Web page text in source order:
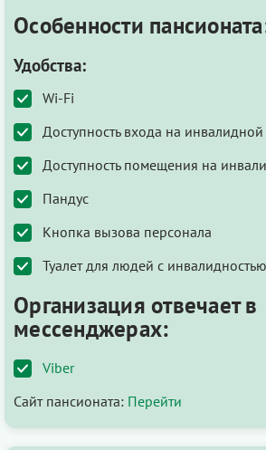
Особенности
Удобства:
Wi-Fi
Доступность входа на
Доступность помещения на
Пандус
Кнопка вызова персонала
Туалет для людей с инвалидностью
Организация отвечает в
мессенджерах:
Viber
Сайт пансионата: Перейти